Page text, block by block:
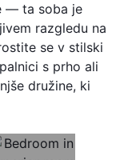
— ta soba je
razgledu na
se v stilski
s prho ali
družine, ki